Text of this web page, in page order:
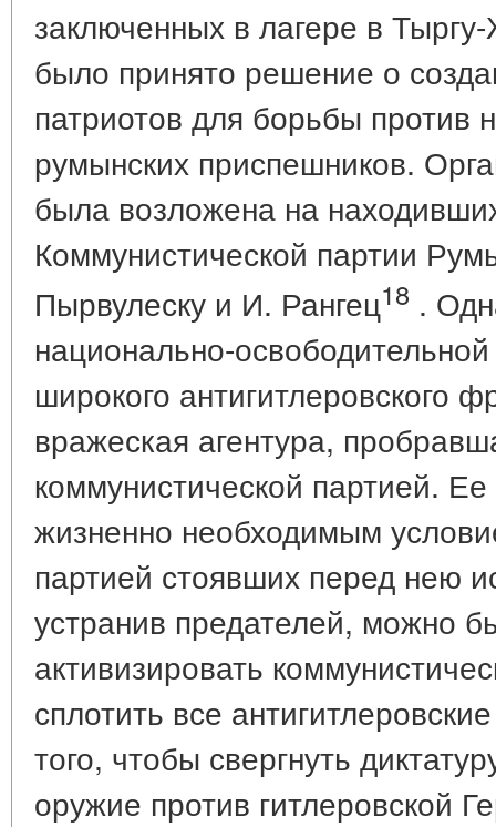
заключенных в лагере в
было принято решение о
патриотов для борьбы против
румынских приспешников.
была возложена на
Коммунистической партии
Пырвулеску и И. Рангец18 .
национально-
широкого антигитлеровского
вражеская агентура,
коммунистической партией.
жизненно необходимым
партией стоявших перед нею
устранив предателей, можно
активизировать
сплотить все
того, чтобы свергнуть
оружие против гитлеровской